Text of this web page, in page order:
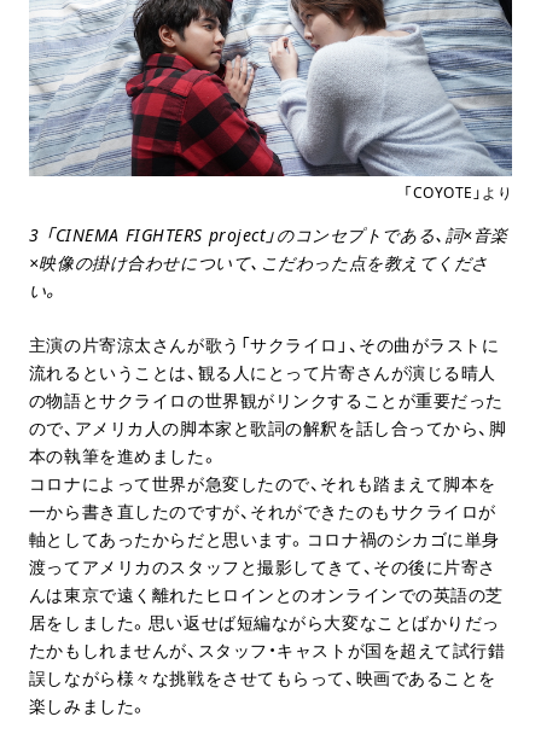
「COYOTE」より
3 「CINEMA FIGHTERS project」のコンセプトである、詞×音楽
×映像の掛け合わせについて、こだわった点を教えてくださ
い。
主演の片寄涼太さんが歌う「サクライロ」、その曲がラストに
流れるということは、観る人にとって片寄さんが演じる晴人
の物語とサクライロの世界観がリンクすることが重要だった
ので、アメリカ人の脚本家と歌詞の解釈を話し合ってから、脚
本の執筆を進めました。
コロナによって世界が急変したので、それも踏まえて脚本を
一から書き直したのですが、それができたのもサクライロが
軸としてあったからだと思います。コロナ禍のシカゴに単身
渡ってアメリカのスタッフと撮影してきて、その後に片寄さ
んは東京で遠く離れたヒロインとのオンラインでの英語の芝
居をしました。思い返せば短編ながら大変なことばかりだっ
たかもしれませんが、スタッフ・キャストが国を超えて試行錯
誤しながら様々な挑戦をさせてもらって、映画であることを
楽しみました。